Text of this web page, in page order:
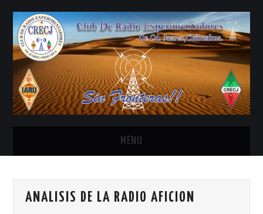
MENU
ANTENAS Y ACCESORIOS
ANALISIS DE LA RADIO AFICION